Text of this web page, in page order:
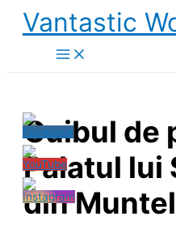
Skip
content
Vantastic
Cuibul de
Palatul lui
din